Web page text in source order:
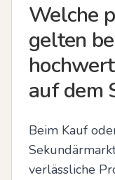
Welche
gelten
auf dem
Beim Kauf
verlässliche